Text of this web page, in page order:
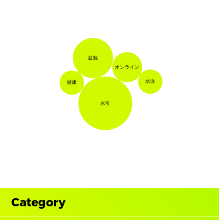
水泳
健康
オンライン
盆栽
水引
Category